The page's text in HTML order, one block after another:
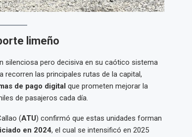
limeño
silenciosa pero decisiva en su caótico sistema
recorren las principales rutas de la capital,
de pago digital que prometen mejorar la
de pasajeros cada día.
(ATU) confirmó que estas unidades forman
en 2024, el cual se intensificó en 2025